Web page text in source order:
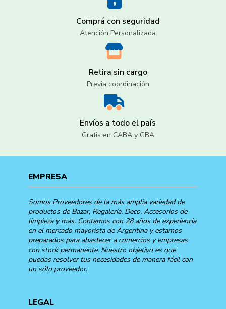
Comprá con seguridad
Atención Personalizada
Retira sin cargo
Previa coordinación
Envíos a todo el país
Gratis en CABA y GBA
EMPRESA
Somos Proveedores de la más amplia variedad de
productos de Bazar, Regalería, Deco, Accesorios de
limpieza y más. Contamos con 28 años de experiencia
en el mercado mayorista de Argentina y estamos
preparados para abastecer a comercios y empresas
con stock permanente. Nuestro objetivo es que
puedas resolver tus necesidades de manera fácil con
un sólo proveedor.
LEGAL